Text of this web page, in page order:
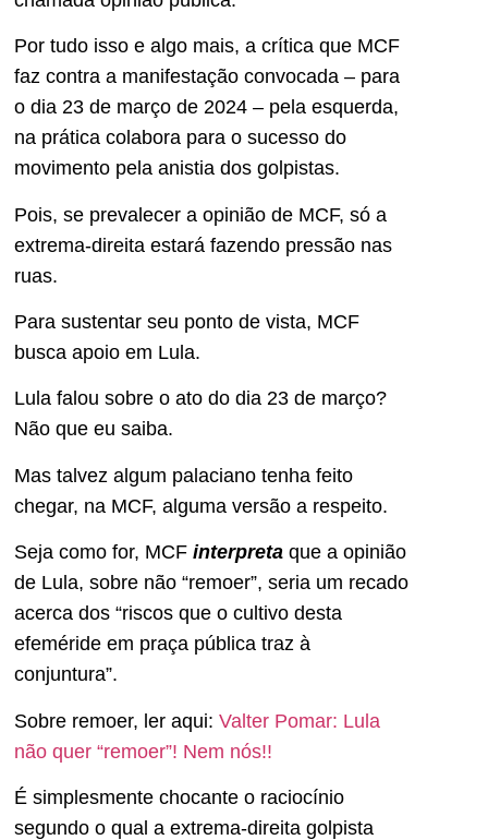
Por tudo isso e algo mais, a crítica que MCF
faz contra a manifestação convocada – para
o dia 23 de março de 2024 – pela esquerda,
na prática colabora para o sucesso do
movimento pela anistia dos golpistas.
Pois, se prevalecer a opinião de MCF, só a
extrema-direita estará fazendo pressão nas
ruas.
Para sustentar seu ponto de vista, MCF
busca apoio em Lula.
Lula falou sobre o ato do dia 23 de março?
Não que eu saiba.
Mas talvez algum palaciano tenha feito
chegar, na MCF, alguma versão a respeito.
Seja como for, MCF interpreta que a opinião
de Lula, sobre não “remoer”, seria um recado
acerca dos “riscos que o cultivo desta
efeméride em praça pública traz à
conjuntura”.
Sobre remoer, ler aqui: Valter Pomar: Lula
não quer “remoer”! Nem nós!!
É simplesmente chocante o raciocínio
segundo o qual a extrema-direita golpista